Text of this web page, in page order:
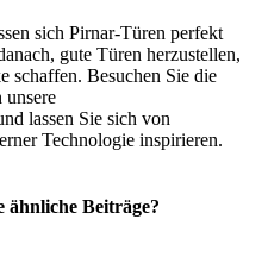
sich Pirnar-Türen perfekt
gute Türen herzustellen,
schaffen. Besuchen Sie die
unsere
lassen Sie sich von
Technologie inspirieren.
ähnliche Beiträge?